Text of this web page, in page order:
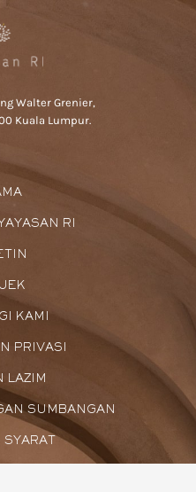
Walter Grenier,
Kuala Lumpur.
RI
KAMI
PRIVASI
LAZIM
SUMBANGAN
SYARAT